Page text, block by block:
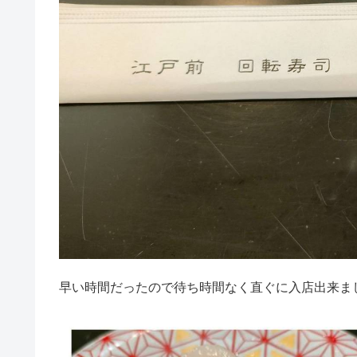
早い時間だったので待ち時間なく直ぐに入店出来ま